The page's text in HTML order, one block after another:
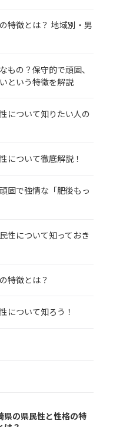
特徴とは？ 地域別・男
もの？保守的で頑固、
という特徴を解説
について知りたい人の
について徹底解説！
固で強情な「肥後もっ
性について知っておき
特徴とは？
について知ろう！
県の県民性と性格の特